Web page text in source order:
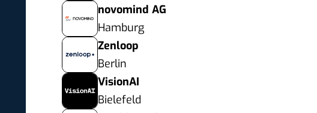
novomind AG
Hamburg
Zenloop
Berlin
VisionAI
Bielefeld